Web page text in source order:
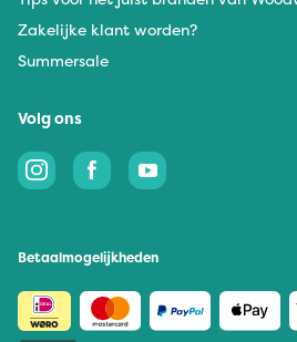
Zakelijke klant worden?
Summersale
Volg ons
Betaalmogelijkheden